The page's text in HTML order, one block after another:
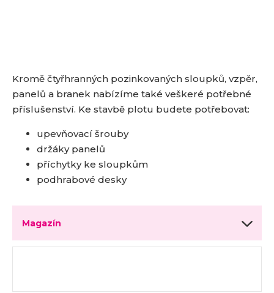
Kromě čtyřhranných pozinkovaných sloupků, vzpěr,
panelů a branek nabízíme také veškeré potřebné
příslušenství. Ke stavbě plotu budete potřebovat:
upevňovací šrouby
držáky panelů
příchytky ke sloupkům
podhrabové desky
Magazín